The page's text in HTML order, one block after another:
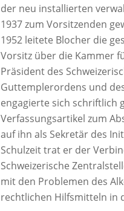
der neu installierten
1937 zum Vorsitzenden
1952 leitete Blocher die
Vorsitz über die Kammer
Präsident des
Guttemplerordens und
engagierte sich schriftlich
Verfassungsartikel zum
auf ihn als Sekretär des
Schulzeit trat er der
Schweizerische
mit den Problemen des
rechtlichen Hilfsmitteln in